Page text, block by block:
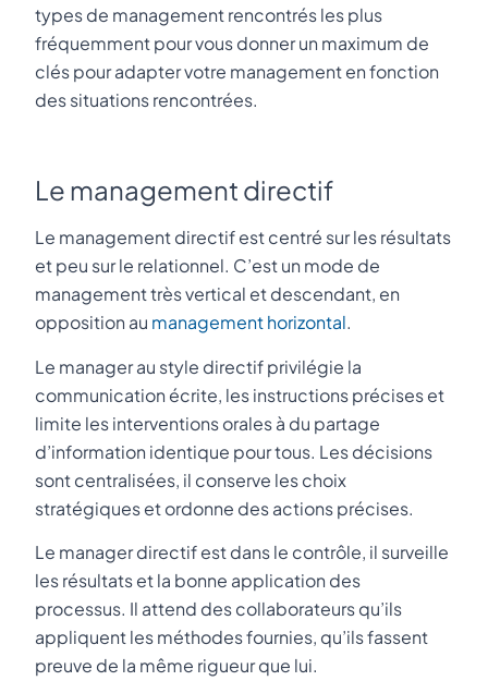
types de management rencontrés les plus
fréquemment pour vous donner un maximum de
clés pour adapter votre management en fonction
des situations rencontrées.
Le management directif
Le management directif est centré sur les résultats
et peu sur le relationnel. C’est un mode de
management très vertical et descendant, en
opposition au management horizontal.
Le manager au style directif privilégie la
communication écrite, les instructions précises et
limite les interventions orales à du partage
d’information identique pour tous. Les décisions
sont centralisées, il conserve les choix
stratégiques et ordonne des actions précises.
Le manager directif est dans le contrôle, il surveille
les résultats et la bonne application des
processus. Il attend des collaborateurs qu’ils
appliquent les méthodes fournies, qu’ils fassent
preuve de la même rigueur que lui.